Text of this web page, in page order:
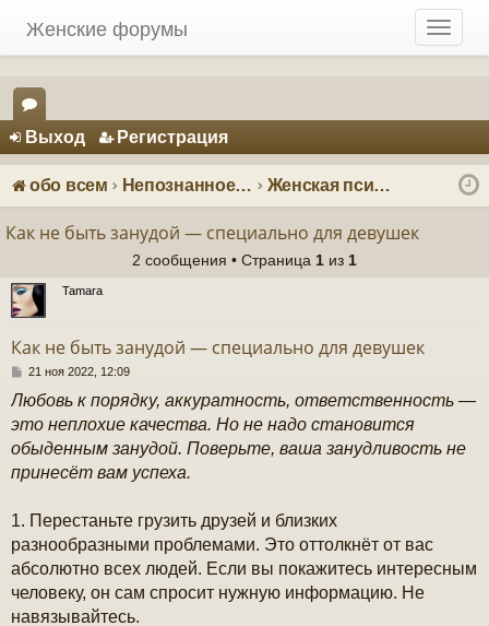
T
o
l
n
v
Женские форумы
Регистрация
ор
ум
Выход Регистрация
обо всем Непознанное: загадки и тайны Женская психология
Как не быть занудой — специально для девушек
2 сообщения • Страница 1 из 1
Tamara
Как не быть занудой — специально для девушек
С
о
б
е
н
21 ноя 2022, 12:09
Любовь к порядку, аккуратность, ответственность —
это неплохие качества. Но не надо становится
обыденным занудой. Поверьте, ваша занудливость не
принесёт вам успеха.
1. Перестаньте грузить друзей и близких
разнообразными проблемами. Это оттолкнёт от вас
абсолютно всех людей. Если вы покажитесь интересным
человеку, он сам спросит нужную информацию. Не
навязывайтесь.